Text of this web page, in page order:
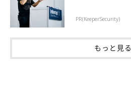
PR(KeeperSecurity)
もっと見る